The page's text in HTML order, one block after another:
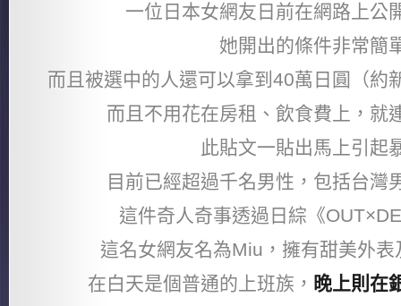
一位日本女網友日前在網路上公
她開出的條件非常簡
而且被選中的人還可以拿到40萬日圓（約
而且不用花在房租、飲食費上，就
此貼文一貼出馬上引起
目前已經超過千名男性，包括台灣
這件奇人奇事透過日綜《
這名女網友名為Miu，擁有甜美外
在白天是個普通的上班族， 晚上則在